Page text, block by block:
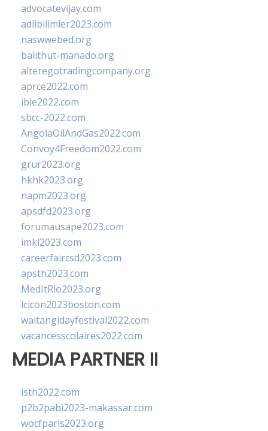
advocatevijay.com
adlibilimler2023.com
naswwebed.org
balithut-manado.org
alteregotradingcompany.org
aprce2022.com
ibie2022.com
sbcc-2022.com
AngolaOilAndGas2022.com
Convoy4Freedom2022.com
grur2023.org
hkhk2023.org
napm2023.org
apsdfd2023.org
forumausape2023.com
imkl2023.com
careerfaircsd2023.com
apsth2023.com
MedItRio2023.org
lcicon2023boston.com
waitangidayfestival2022.com
vacancesscolaires2022.com
MEDIA PARTNER II
isth2022.com
p2b2pabi2023-makassar.com
wocfparis2023.org